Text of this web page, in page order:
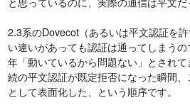
2.3系のDovecot（あるいは平文認証を
い違いがあっても認証は通ってしまう
年「動いているから問題ない」とされ
続の平文認証が既定拒否になった瞬間
として表面化した、という順序です。